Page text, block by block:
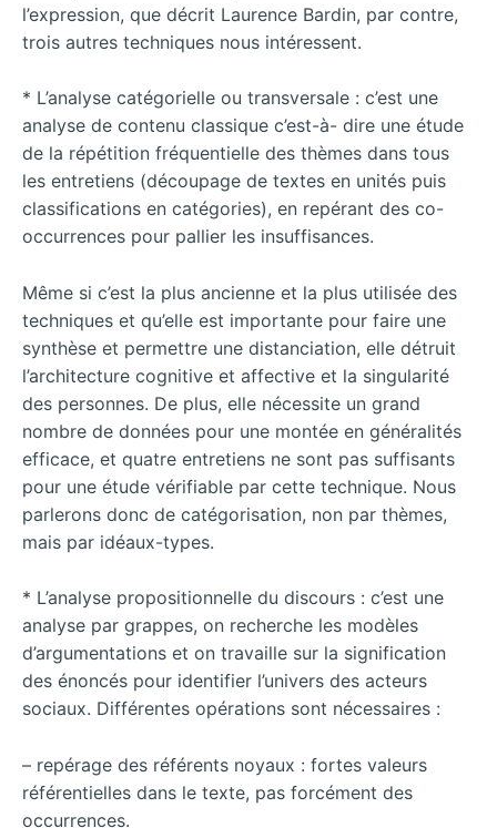
l’expression, que décrit Laurence Bardin, par contre,
trois autres techniques nous intéressent.
* L’analyse catégorielle ou transversale : c’est une
analyse de contenu classique c’est-à- dire une étude
de la répétition fréquentielle des thèmes dans tous
les entretiens (découpage de textes en unités puis
classifications en catégories), en repérant des co-
occurrences pour pallier les insuffisances.
Même si c’est la plus ancienne et la plus utilisée des
techniques et qu’elle est importante pour faire une
synthèse et permettre une distanciation, elle détruit
l’architecture cognitive et affective et la singularité
des personnes. De plus, elle nécessite un grand
nombre de données pour une montée en généralités
efficace, et quatre entretiens ne sont pas suffisants
pour une étude vérifiable par cette technique. Nous
parlerons donc de catégorisation, non par thèmes,
mais par idéaux-types.
* L’analyse propositionnelle du discours : c’est une
analyse par grappes, on recherche les modèles
d’argumentations et on travaille sur la signification
des énoncés pour identifier l’univers des acteurs
sociaux. Différentes opérations sont nécessaires :
– repérage des référents noyaux : fortes valeurs
référentielles dans le texte, pas forcément des
occurrences.